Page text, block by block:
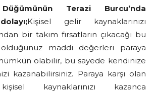
Terazi Burcu’nda
Kişisel gelir kaynaklarınızı
bir takım fırsatların çıkacağı bu
maddi değerleri paraya
olabilir, bu sayede kendinize
kazanabilirsiniz. Paraya karşı olan
kaynaklarınızı kazanca